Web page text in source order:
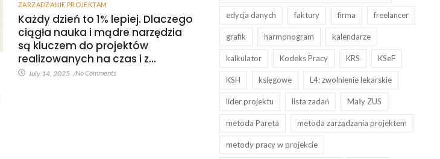
ZARZĄDZANIE PROJEKTAM
Każdy dzień to 1% lepiej. Dlaczego
ciągła nauka i mądre narzędzia
są kluczem do projektów
realizowanych na czas i z…
July 14, 2025 /No Comments
edycja danych faktury firma freelancer
grafik harmonogram kalendarze
kalkulator Kodeks Pracy KRS KSeF
KSH księgowe L4; zwolnienie lekarskie
lider projektu lista zadań Mały ZUS
metoda Pareta metoda zarządzania projektem
metody pracy w projekcie